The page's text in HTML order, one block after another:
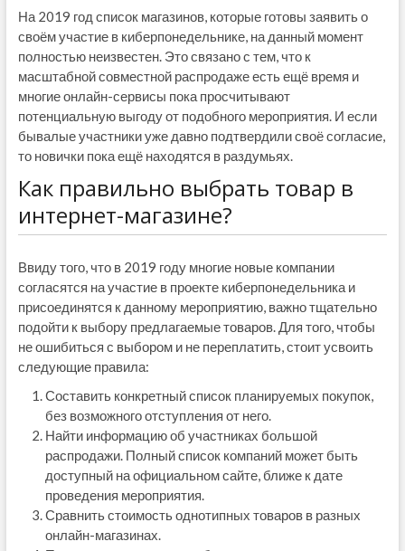
На 2019 год список магазинов, которые готовы заявить о
своём участие в киберпонедельнике, на данный момент
полностью неизвестен. Это связано с тем, что к
масштабной совместной распродаже есть ещё время и
многие онлайн-сервисы пока просчитывают
потенциальную выгоду от подобного мероприятия. И если
бывалые участники уже давно подтвердили своё согласие,
то новички пока ещё находятся в раздумьях.
Как правильно выбрать товар в
интернет-магазине?
Ввиду того, что в 2019 году многие новые компании
согласятся на участие в проекте киберпонедельника и
присоединятся к данному мероприятию, важно тщательно
подойти к выбору предлагаемые товаров. Для того, чтобы
не ошибиться с выбором и не переплатить, стоит усвоить
следующие правила:
Составить конкретный список планируемых покупок,
без возможного отступления от него.
Найти информацию об участниках большой
распродажи. Полный список компаний может быть
доступный на официальном сайте, ближе к дате
проведения мероприятия.
Сравнить стоимость однотипных товаров в разных
онлайн-магазинах.